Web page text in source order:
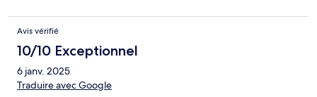
Avis vérifié
10/10 Exceptionnel
6 janv. 2025
Traduire avec Google